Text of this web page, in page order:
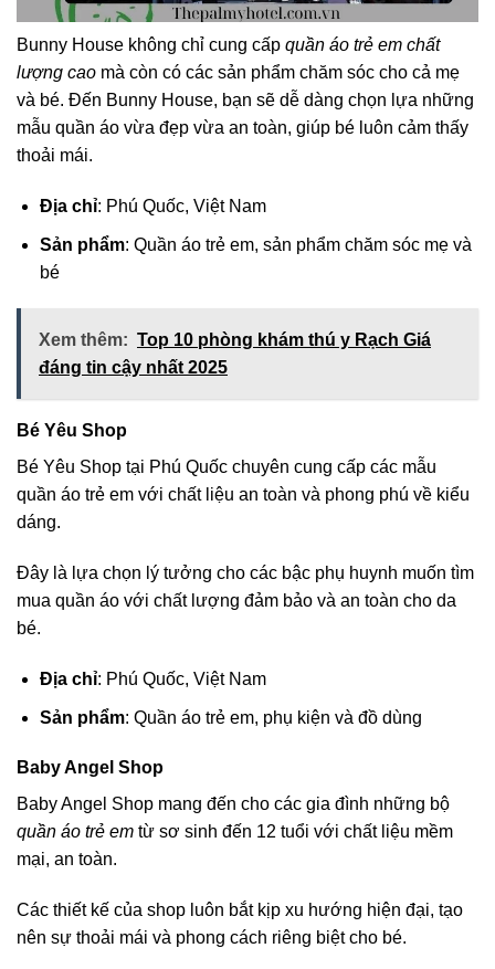
Bunny House không chỉ cung cấp quần áo trẻ em chất
lượng cao mà còn có các sản phẩm chăm sóc cho cả mẹ
và bé. Đến Bunny House, bạn sẽ dễ dàng chọn lựa những
mẫu quần áo vừa đẹp vừa an toàn, giúp bé luôn cảm thấy
thoải mái.
Địa chỉ: Phú Quốc, Việt Nam
Sản phẩm: Quần áo trẻ em, sản phẩm chăm sóc mẹ và
bé
Xem thêm: Top 10 phòng khám thú y Rạch Giá
đáng tin cậy nhất 2025
Bé Yêu Shop
Bé Yêu Shop tại Phú Quốc chuyên cung cấp các mẫu
quần áo trẻ em với chất liệu an toàn và phong phú về kiểu
dáng.
Đây là lựa chọn lý tưởng cho các bậc phụ huynh muốn tìm
mua quần áo với chất lượng đảm bảo và an toàn cho da
bé.
Địa chỉ: Phú Quốc, Việt Nam
Sản phẩm: Quần áo trẻ em, phụ kiện và đồ dùng
Baby Angel Shop
Baby Angel Shop mang đến cho các gia đình những bộ
quần áo trẻ em từ sơ sinh đến 12 tuổi với chất liệu mềm
mại, an toàn.
Các thiết kế của shop luôn bắt kịp xu hướng hiện đại, tạo
nên sự thoải mái và phong cách riêng biệt cho bé.